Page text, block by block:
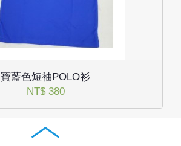
寶藍色短袖POLO衫
NT$ 380